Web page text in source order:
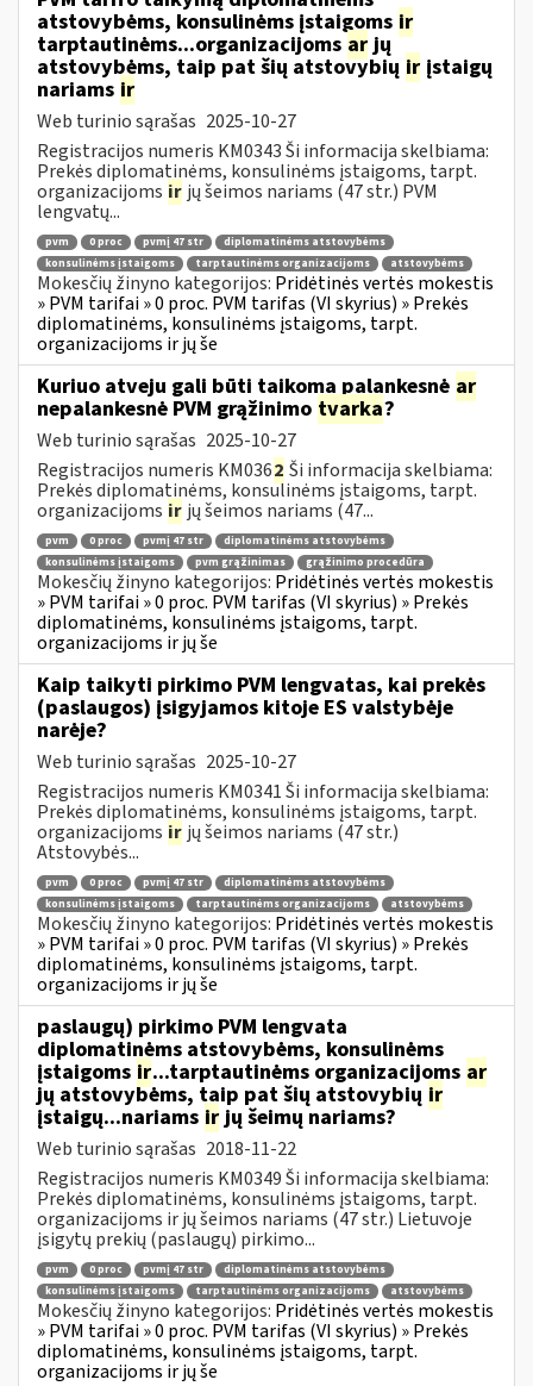
atstovybėms, konsulinėms įstaigoms ir
tarptautinėms...organizacijoms arjų
atstovybėms, taip pat šių atstovybių ir įstaigų
nariams ir
Web turinio sąrašas 2025-10-27
Registracijos numeris KM0343 Ši informacija skelbiama:
Prekės diplomatinėms, konsulinėms įstaigoms, tarpt.
organizacijoms ir jų šeimos nariams (47 str.) PVM
lengvatų...
pvm 0 proc pvmį 47 str
diplomatinėms atstovybėms
konsulinėms įstaigoms
tarptautinėms organizacijoms atstovybėms
Mokesčių žinyno kategorijos: Pridėtinės vertės mokestis
» PVM tarifai » 0 proc. PVM tarifas (VI skyrius) » Prekės
diplomatinėms, konsulinėms įstaigoms, tarpt.
organizacijoms ir jų še
Kuriuo atveju gali būti taikoma palankesnė ar
nepalankesnė PVM grąžinimo tvarka?
Web turinio sąrašas 2025-10-27
Registracijos numeris KM0362 Ši informacija skelbiama:
Prekės diplomatinėms, konsulinėms įstaigoms, tarpt.
organizacijoms ir jų šeimos nariams (47...
pvm 0 proc pvmį 47 str
diplomatinėms atstovybėms
konsulinėms įstaigoms
pvm grąžinimas grąžinimo procedūra
Mokesčių žinyno kategorijos: Pridėtinės vertės mokestis
» PVM tarifai » 0 proc. PVM tarifas (VI skyrius) » Prekės
diplomatinėms, konsulinėms įstaigoms, tarpt.
organizacijoms ir jų še
Kaip taikyti pirkimo PVM lengvatas, kai prekės
(paslaugos) įsigyjamos kitoje ES valstybėje
narėje?
Web turinio sąrašas 2025-10-27
Registracijos numeris KM0341 Ši informacija skelbiama:
Prekės diplomatinėms, konsulinėms įstaigoms, tarpt.
organizacijoms ir jų šeimos nariams (47 str.)
Atstovybės...
pvm 0 proc pvmį 47 str
diplomatinėms atstovybėms
konsulinėms įstaigoms
tarptautinėms organizacijoms atstovybėms
Mokesčių žinyno kategorijos: Pridėtinės vertės mokestis
» PVM tarifai » 0 proc. PVM tarifas (VI skyrius) » Prekės
diplomatinėms, konsulinėms įstaigoms, tarpt.
organizacijoms ir jų še
paslaugų) pirkimo PVM lengvata
diplomatinėms atstovybėms, konsulinėms
įstaigoms ir...tarptautinėms organizacijoms ar
jų atstovybėms, taip pat šių atstovybių ir
įstaigų...nariams irjų šeimų nariams?
Web turinio sąrašas 2018-11-22
Registracijos numeris KM0349 Ši informacija skelbiama:
Prekės diplomatinėms, konsulinėms įstaigoms, tarpt.
organizacijoms ir jų šeimos nariams (47 str.) Lietuvoje
įsigytų prekių (paslaugų) pirkimo...
pvm 0 proc pvmį 47 str
diplomatinėms atstovybėms
konsulinėms įstaigoms
tarptautinėms organizacijoms atstovybėms
Mokesčių žinyno kategorijos: Pridėtinės vertės mokestis
» PVM tarifai » 0 proc. PVM tarifas (VI skyrius) » Prekės
diplomatinėms, konsulinėms įstaigoms, tarpt.
organizacijoms ir jų še